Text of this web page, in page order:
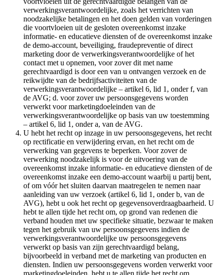
verwerkingsverantwoordelijke, zoals het verrichten van
noodzakelijke betalingen en het doen gelden van vorderingen
die voortvloeien uit de gesloten overeenkomst inzake
informatie- en educatieve diensten of de overeenkomst inzake
de demo-account, beveiliging, fraudepreventie of direct
marketing door de verwerkingsverantwoordelijke of het
contact met u opnemen, voor zover dit met name
gerechtvaardigd is door een van u ontvangen verzoek en de
reikwijdte van de bedrijfsactiviteiten van de
verwerkingsverantwoordelijke – artikel 6, lid 1, onder f, van
de AVG; d. voor zover uw persoonsgegevens worden
verwerkt voor marketingdoeleinden van de
verwerkingsverantwoordelijke op basis van uw toestemming
– artikel 6, lid 1, onder a, van de AVG.
U hebt het recht op inzage in uw persoonsgegevens, het recht
op rectificatie en verwijdering ervan, en het recht om de
verwerking van gegevens te beperken. Voor zover de
verwerking noodzakelijk is voor de uitvoering van de
overeenkomst inzake informatie- en educatieve diensten of de
overeenkomst inzake een demo-account waarbij u partij bent,
of om vóór het sluiten daarvan maatregelen te nemen naar
aanleiding van uw verzoek (artikel 6, lid 1, onder b, van de
AVG), hebt u ook het recht op gegevensoverdraagbaarheid. U
hebt te allen tijde het recht om, op grond van redenen die
verband houden met uw specifieke situatie, bezwaar te maken
tegen het gebruik van uw persoonsgegevens indien de
verwerkingsverantwoordelijke uw persoonsgegevens
verwerkt op basis van zijn gerechtvaardigd belang,
bijvoorbeeld in verband met de marketing van producten en
diensten. Indien uw persoonsgegevens worden verwerkt voor
marketingdoeleinden, hebt u te allen tijde het recht om